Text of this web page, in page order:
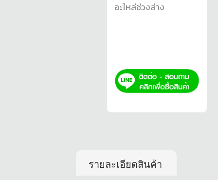
อะไหล่ช่วงล่าง
รายละเอียดสินค้า